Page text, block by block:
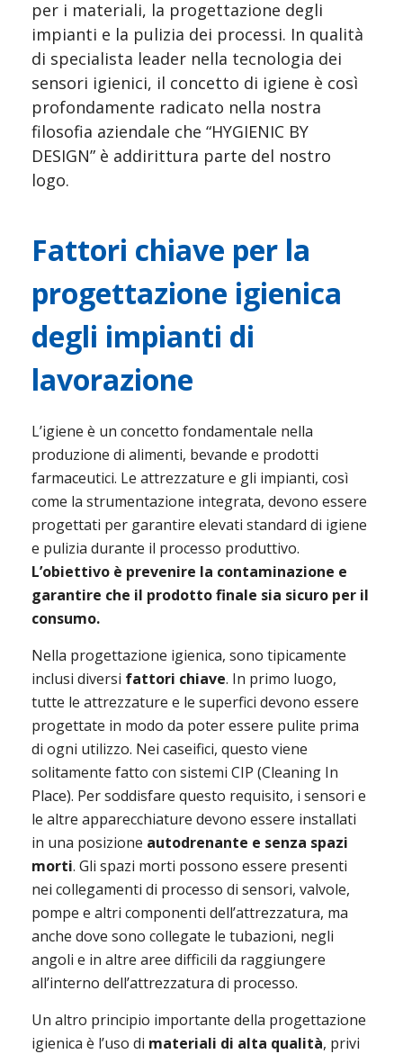
per i materiali, la progettazione degli
impianti e la pulizia dei processi. In qualità
di specialista leader nella tecnologia dei
sensori igienici, il concetto di igiene è così
profondamente radicato nella nostra
filosofia aziendale che “HYGIENIC BY
DESIGN” è addirittura parte del nostro
logo.
Fattori chiave per la
progettazione igienica
degli impianti di
lavorazione
L’igiene è un concetto fondamentale nella
produzione di alimenti, bevande e prodotti
farmaceutici. Le attrezzature e gli impianti, così
come la strumentazione integrata, devono essere
progettati per garantire elevati standard di igiene
L’obiettivo è prevenire la contaminazione e
garantire che il prodotto finale sia sicuro per il
consumo.
Nella progettazione igienica, sono tipicamente
inclusi diversi fattori chiave. In primo luogo,
tutte le attrezzature e le superfici devono essere
progettate in modo da poter essere pulite prima
di ogni utilizzo. Nei caseifici, questo viene
solitamente fatto con sistemi CIP (Cleaning In
Place). Per soddisfare questo requisito, i sensori e
le altre apparecchiature devono essere installati
in una posizione autodrenante e senza spazi
morti. Gli spazi morti possono essere presenti
nei collegamenti di processo di sensori, valvole,
pompe e altri componenti dell’attrezzatura, ma
anche dove sono collegate le tubazioni, negli
angoli e in altre aree difficili da raggiungere
all’interno dell’attrezzatura di processo.
Un altro principio importante della progettazione
igienica è l’uso di materiali di alta qualità, privi